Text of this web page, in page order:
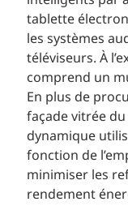
tablette
les systèmes
téléviseurs. À
comprend un
En plus de
façade vitrée
dynamique
fonction de
minimiser les
rendement